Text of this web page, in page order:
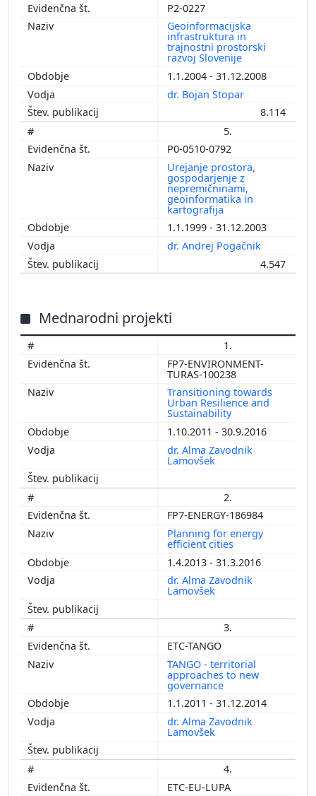
P2-0227
Geoinformacijska
infrastruktura in
trajnostni prostorski
razvoj Slovenije
1.1.2004 - 31.12.2008
dr. Bojan Stopar
8.114
5.
P0-0510-0792
Urejanje prostora,
gospodarjenje z
nepremičninami,
geoinformatika in
kartografija
1.1.1999 - 31.12.2003
dr. Andrej Pogačnik
4.547
Mednarodni projekti
1.
FP7-ENVIRONMENT-
TURAS-100238
Transitioning towards
Urban Resilience and
Sustainability
1.10.2011 - 30.9.2016
dr. Alma Zavodnik
Lamovšek
2.
FP7-ENERGY-186984
Planning for energy
efficient cities
1.4.2013 - 31.3.2016
dr. Alma Zavodnik
Lamovšek
3.
ETC-TANGO
TANGO - territorial
approaches to new
governance
1.1.2011 - 31.12.2014
dr. Alma Zavodnik
Lamovšek
4.
ETC-EU-LUPA